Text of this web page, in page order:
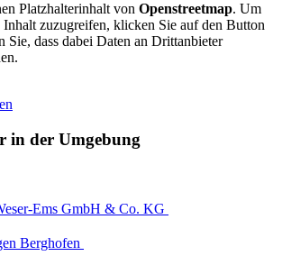
Platzhalterinhalt von Openstreetmap. Um
Inhalt zuzugreifen, klicken Sie auf den Button
Sie, dass dabei Daten an Drittanbieter
in der Umgebung
Ems GmbH & Co. KG
Berghofen